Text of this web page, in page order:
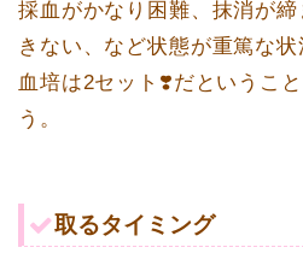
採血がかなり困難、抹消が
きない、など状態が重篤な
血培は2セット❣️だというこ
う。
取るタイミング